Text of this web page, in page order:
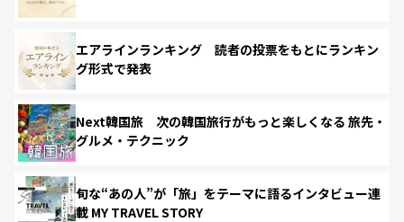
エアラインランキング 読者の投票をもとにランキン
グ形式で発表
Next韓国旅 次の韓国旅行がもっと楽しくなる 旅先・
グルメ・テクニック
旬な“あの人”が「旅」をテーマに語るインタビュー連
載 MY TRAVEL STORY